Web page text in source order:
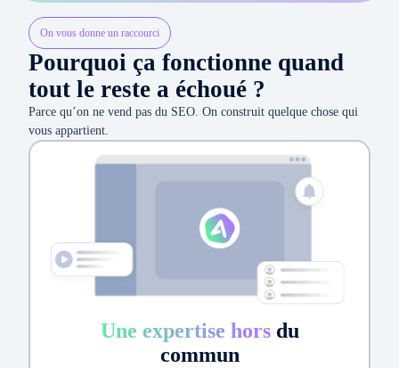
On vous donne un raccourci
Pourquoi ça fonctionne quand
tout le reste a échoué ?
Parce qu’on ne vend pas du SEO. On construit quelque chose qui
vous appartient.
Une expertise hors du
commun